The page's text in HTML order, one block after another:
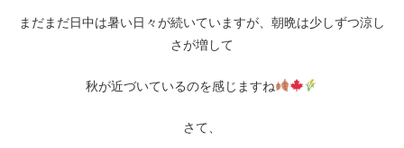
まだまだ日中は暑い日々が続いていますが、朝晩は少しずつ涼し
さが増して
秋が近づいているのを感じますね
さて、